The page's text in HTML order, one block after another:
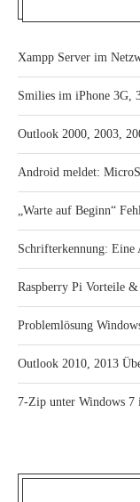
Xampp Server im
Smilies im iPhone
Outlook 2000, 2003,
Android meldet:
„Warte auf Beginn“
Schrifterkennung: Eine
Raspberry Pi Vorteile
Problemlösung
Outlook 2010, 2013
7-Zip unter Windows 7